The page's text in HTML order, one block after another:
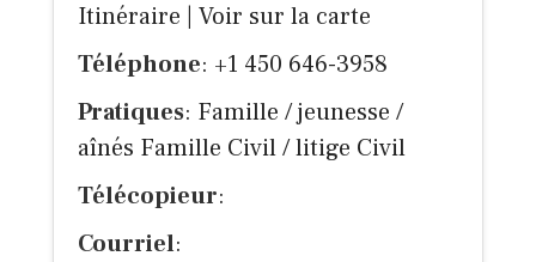
Itinéraire
Voir sur la carte
Téléphone: +1 450 646-3958
Pratiques: Famille / jeunesse /
aînés Famille Civil / litige Civil
Télécopieur:
Courriel: